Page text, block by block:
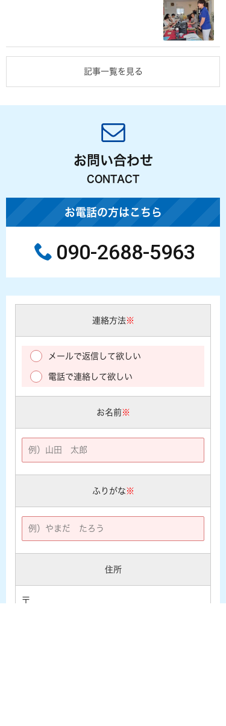
記事一覧を見る
お問い合わせ
CONTACT
お電話の方はこちら
090-2688-5963
連絡方法※
メールで返信して欲しい
電話で連絡して欲しい
お名前※
ふりがな※
住所
〒